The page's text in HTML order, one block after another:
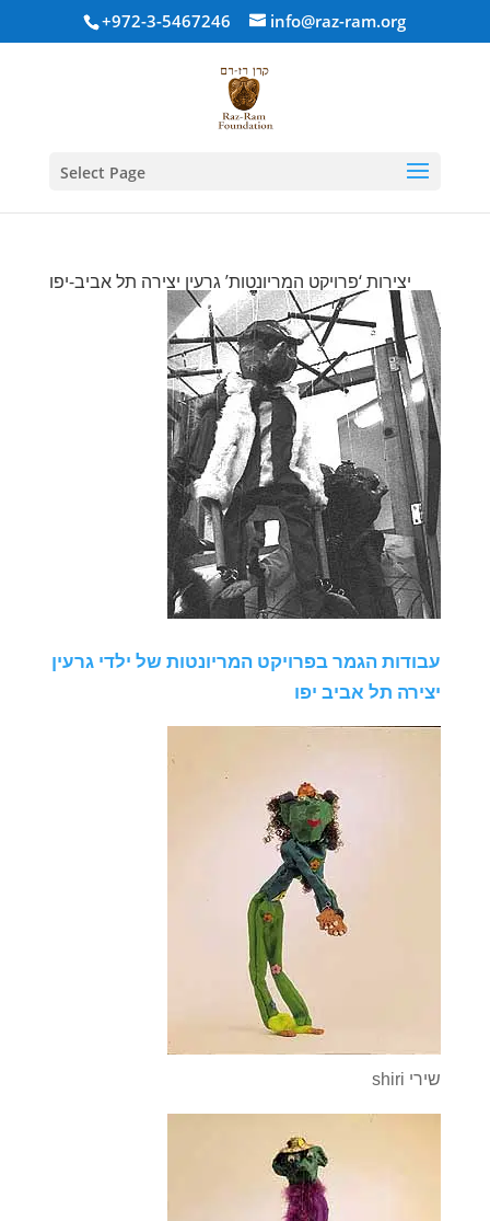
+972-3-5467246 info@raz-ram.org
Select Page
יצירות ‘פרויקט המריונטות’ גרעין יצירה תל אביב-יפו
עבודות הגמר בפרויקט המריונטות של ילדי גרעין
יצירה תל אביב יפו
shiri שירי